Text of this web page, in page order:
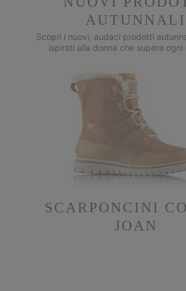
AUTUNNALI
Scopri i nuovi, audaci prodotti
ispirati alla donna che supera ogni
SCARPONCINI
JOAN